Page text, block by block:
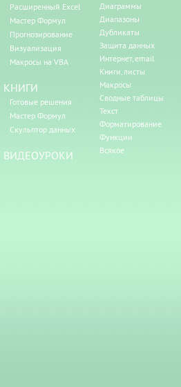
Расширенный Excel
Мастер Формул
Прогнозирование
Визуализация
Макросы на VBA
КНИГИ
Готовые решения
Мастер Формул
Скульптор данных
ВИДЕОУРОКИ
Диаграммы
Диапазоны
Дубликаты
Защита данных
Интернет, email
Книги, листы
Макросы
Сводные таблицы
Текст
Форматирование
Функции
Всякое